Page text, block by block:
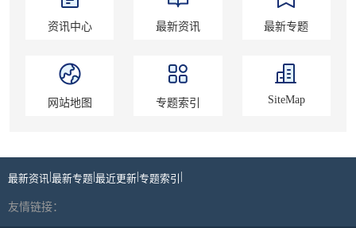
资讯中心 最新资讯 最新专题
网站地图 专题索引 SiteMap
最新资讯 最新专题 最近更新 专题索引
友情链接：